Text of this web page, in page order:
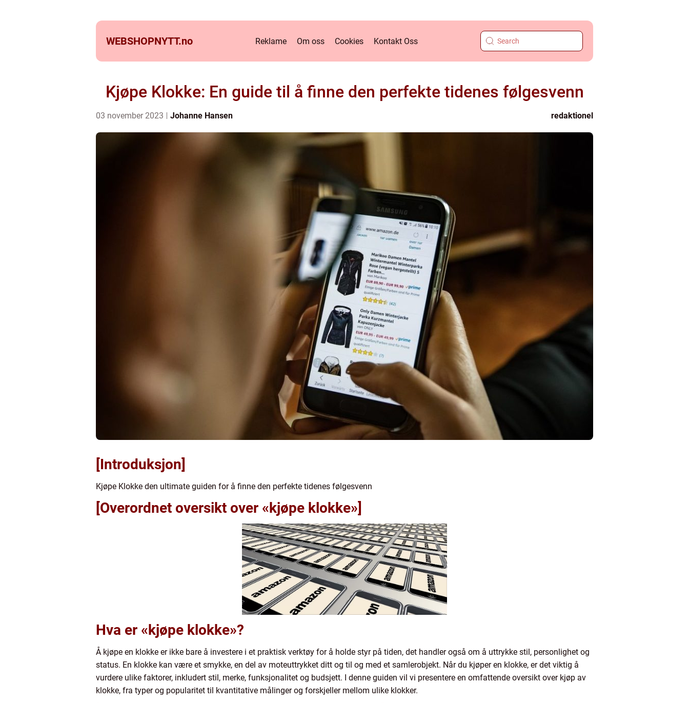
WEBSHOPNYTT.no Reklame Om oss Cookies Kontakt Oss
Kjøpe Klokke: En guide til å finne den perfekte tidenes følgesvenn
03 november 2023 Johanne Hansen redaktionel
[Introduksjon]
Kjøpe Klokke den ultimate guiden for å finne den perfekte tidenes følgesvenn
[Overordnet oversikt over «kjøpe klokke»]
Hva er «kjøpe klokke»?
Å kjøpe en klokke er ikke bare å investere i et praktisk verktøy for å holde styr på tiden, det handler også om å uttrykke stil, personlighet og
status. En klokke kan være et smykke, en del av moteuttrykket ditt og til og med et samlerobjekt. Når du kjøper en klokke, er det viktig å
vurdere ulike faktorer, inkludert stil, merke, funksjonalitet og budsjett. I denne guiden vil vi presentere en omfattende oversikt over kjøp av
klokke, fra typer og popularitet til kvantitative målinger og forskjeller mellom ulike klokker.